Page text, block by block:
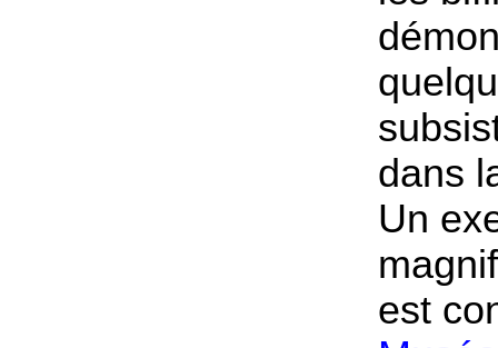
dans
Un
est